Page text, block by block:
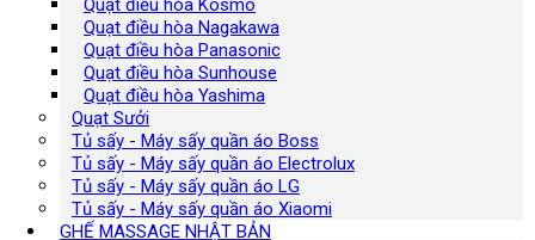
Quạt điều hòa Kosmo
Quạt điều hòa Nagakawa
Quạt điều hòa Panasonic
Quạt điều hòa Sunhouse
Quạt điều hòa Yashima
Quạt Sưởi
Tủ sấy - Máy sấy quần áo Boss
Tủ sấy - Máy sấy quần áo Electrolux
Tủ sấy - Máy sấy quần áo LG
Tủ sấy - Máy sấy quần áo Xiaomi
GHẾ MASSAGE NHẬT BẢN